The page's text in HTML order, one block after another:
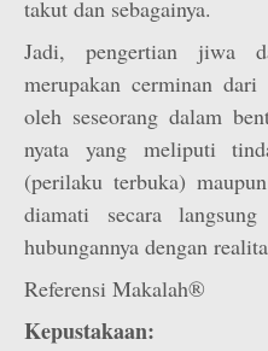
takut dan sebagainya.
Jadi, pengertian jiwa
merupakan cerminan
oleh seseorang dalam
nyata yang meliputi
(perilaku terbuka)
diamati secara
hubungannya dengan
Referensi Makalah®
Kepustakaan: